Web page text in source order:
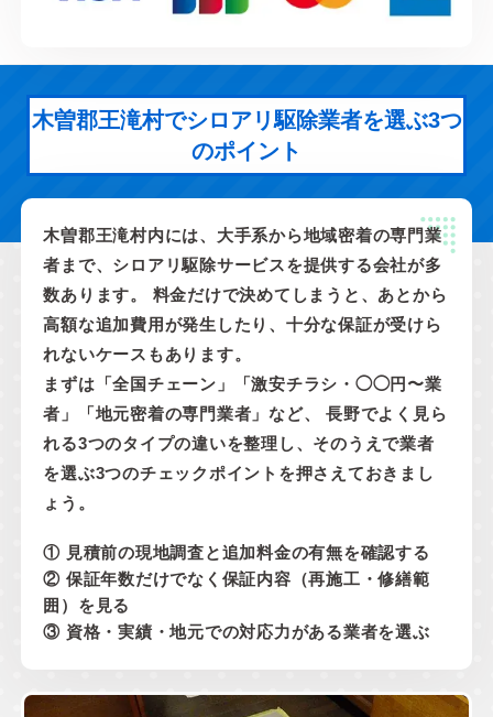
木曽郡王滝村でシロアリ駆除業者を選ぶ3つ
のポイント
木曽郡王滝村内には、大手系から地域密着の専門業
者まで、シロアリ駆除サービスを提供する会社が多
数あります。 料金だけで決めてしまうと、あとから
高額な追加費用が発生したり、十分な保証が受けら
れないケースもあります。
まずは「全国チェーン」「激安チラシ・◯◯円〜業
者」「地元密着の専門業者」など、 長野でよく見ら
れる3つのタイプの違いを整理し、そのうえで業者
を選ぶ3つのチェックポイントを押さえておきまし
ょう。
① 見積前の現地調査と追加料金の有無を確認する
② 保証年数だけでなく保証内容（再施工・修繕範
囲）を見る
③ 資格・実績・地元での対応力がある業者を選ぶ